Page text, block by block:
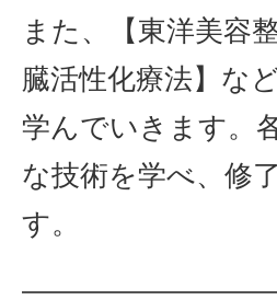
また、【東洋美容
臓活性化療法】な
学んでいきます。
な技術を学べ、修
す。